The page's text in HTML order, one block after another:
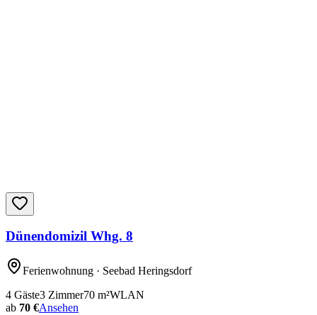
Dünendomizil Whg. 8
Ferienwohnung · Seebad Heringsdorf
4 Gäste3 Zimmer70 m²WLAN
ab 70 €Ansehen